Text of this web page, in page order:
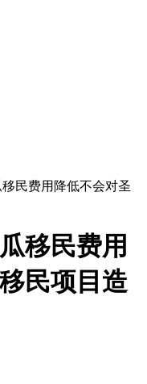
民费用降低不会对圣
移民费用
民项目造